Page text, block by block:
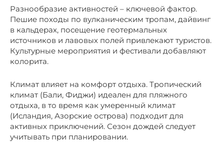
Разнообразие активностей – ключевой фактор.
Пешие походы по вулканическим тропам, дайвинг
в кальдерах, посещение геотермальных
источников и лавовых полей привлекают туристов.
Культурные мероприятия и фестивали добавляют
колорита.
Климат влияет на комфорт отдыха. Тропический
климат (Бали, Фиджи) идеален для пляжного
отдыха, в то время как умеренный климат
(Исландия, Азорские острова) подходит для
активных приключений. Сезон дождей следует
учитывать при планировании.